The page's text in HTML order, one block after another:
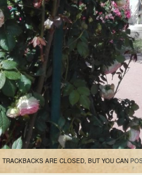
TRACKBACKS ARE CLOSED, BUT YOU CAN